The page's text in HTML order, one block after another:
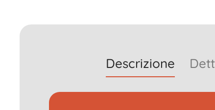
Descrizione